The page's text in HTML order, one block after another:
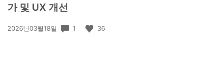
가 및 UX 개선
공
2026년03월18일 1 36